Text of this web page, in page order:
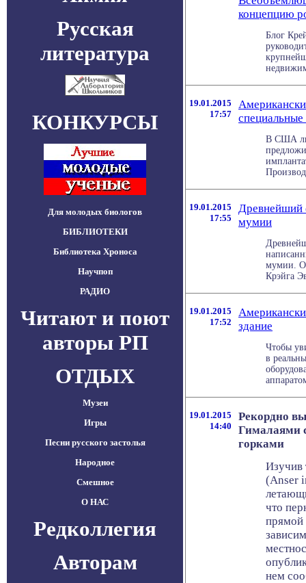
Русская
литература
КОНКУРСЫ
Для молодых биологов
БИБЛИОТЕКИ
Библиотека Хроноса
Научпоп
РАДИО
Читают и поют
авторы РП
ОТДЫХ
Музеи
Игры
Песни русского застолья
Народное
Смешное
О НАС
Редколлегия
Авторам
концепцию
Блог
19.01.2015
17:57
В США
19.01.2015
17:55
Древнейший
мумии
мумии.
Крэйга
19.01.2015
17:52
здание
Чтобы
в
19.01.2015
14:40
Рекордно
Гималаями
горками
Изучив
(Anser
что
прямой
нем